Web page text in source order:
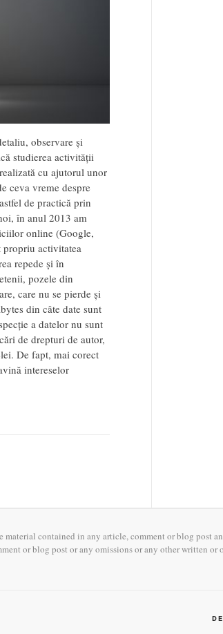
observare și
studierea activității
cu ajutorul unor
ceva vreme despre
de practică prin
în anul 2013 am
online (Google,
propriu activitatea
repede și în
pozele din
care nu se pierde și
din câte date sunt
a datelor nu sunt
de drepturi de autor,
De fapt, mai corect
intereselor
contained in any article, comment or blog post
or blog post or any omissions or any other written or